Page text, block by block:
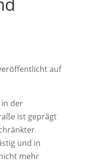
auf
der
ist geprägt
und in
mehr